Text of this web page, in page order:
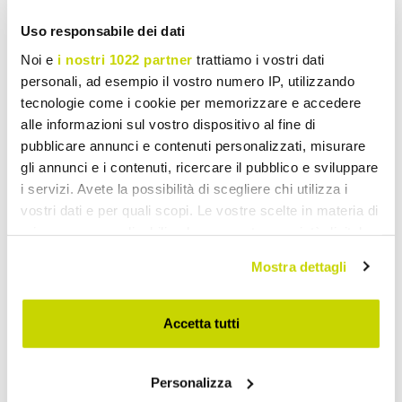
Uso responsabile dei dati
Noi e i nostri 1022 partner trattiamo i vostri dati
personali, ad esempio il vostro numero IP, utilizzando
tecnologie come i cookie per memorizzare e accedere
alle informazioni sul vostro dispositivo al fine di
pubblicare annunci e contenuti personalizzati, misurare
gli annunci e i contenuti, ricercare il pubblico e sviluppare
i servizi. Avete la possibilità di scegliere chi utilizza i
vostri dati e per quali scopi. Le vostre scelte in materia di
modificare o revocare il proprio consenso in qualsiasi
momento dalla Dichiarazione sui cookie o facendo clic
sull'icona di attivazione della privacy.
raccogliere informazioni sulla tua posizione
Mostra dettagli
Accetta tutti
Personalizza
Oferta por tempo limitado.
Não perca!